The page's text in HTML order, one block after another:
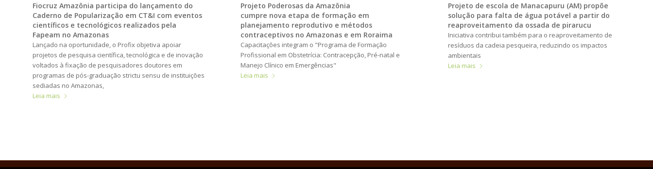
Fiocruz Amazônia participa do lançamento do
Caderno de Popularização em CT&I com eventos
científicos e tecnológicos realizados pela
Fapeam no Amazonas
Lançado na oportunidade, o Profix objetiva apoiar
projetos de pesquisa científica, tecnológica e de inovação
voltados à fixação de pesquisadores doutores em
programas de pós-graduação strictu sensu de instituições
sediadas no Amazonas,
Leia mais
Projeto Poderosas da Amazônia
cumpre nova etapa de formação em
planejamento reprodutivo e métodos
contraceptivos no Amazonas e em Roraima
Capacitações integram o "Programa de Formação
Profissional em Obstetrícia: Contracepção, Pré-natal e
Manejo Clínico em Emergências"
Leia mais
Projeto de escola de Manacapuru (AM) propõe
solução para falta de água potável a partir do
reaproveitamento da ossada de pirarucu
Iniciativa contribui também para o reaproveitamento de
resíduos da cadeia pesqueira, reduzindo os impactos
ambientais
Leia mais